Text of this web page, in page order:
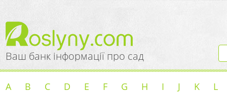
Ваш банк інформації про сад
A B C D E F G H I J K
L